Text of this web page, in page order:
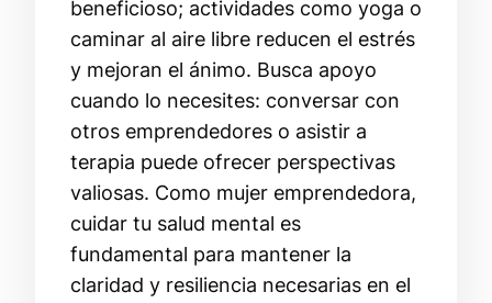
beneficioso; actividades como yoga o
caminar al aire libre reducen el estrés
y mejoran el ánimo. Busca apoyo
cuando lo necesites: conversar con
otros emprendedores o asistir a
terapia puede ofrecer perspectivas
valiosas. Como mujer emprendedora,
cuidar tu salud mental es
fundamental para mantener la
claridad y resiliencia necesarias en el